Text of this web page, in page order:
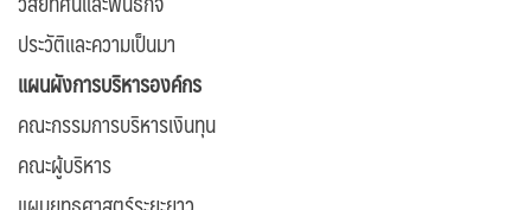
ประวัติและความเป็นมา
แผนผังการบริหารองค์กร
คณะกรรมการบริหารเงินทุน
คณะผู้บริหาร